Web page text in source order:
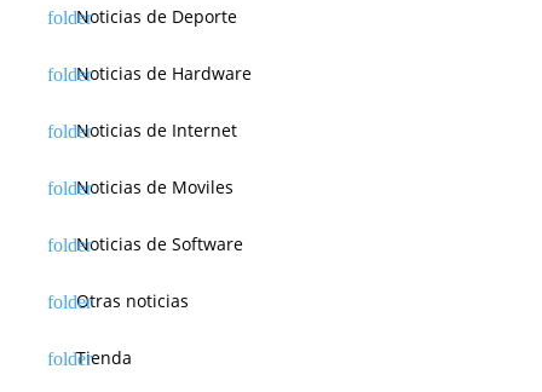
Noticias de Deporte
Noticias de Hardware
Noticias de Internet
Noticias de Moviles
Noticias de Software
Otras noticias
Tienda